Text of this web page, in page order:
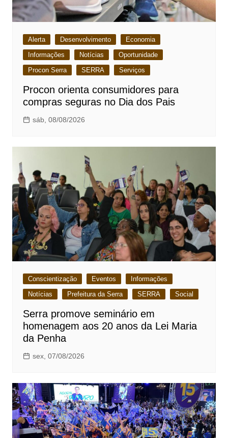
Alerta Desenvolvimento
Economia
Informações
Notícias
Oportunidade
Procon Serra
SERRA Serviços
Procon orienta consumidores para
compras seguras no Dia dos Pais
sáb, 08/08/2026
Conscientização Eventos
Informações
Notícias
Prefeitura da Serra SERRA Social
Serra promove seminário em
homenagem aos 20 anos da Lei Maria
da Penha
sex, 07/08/2026